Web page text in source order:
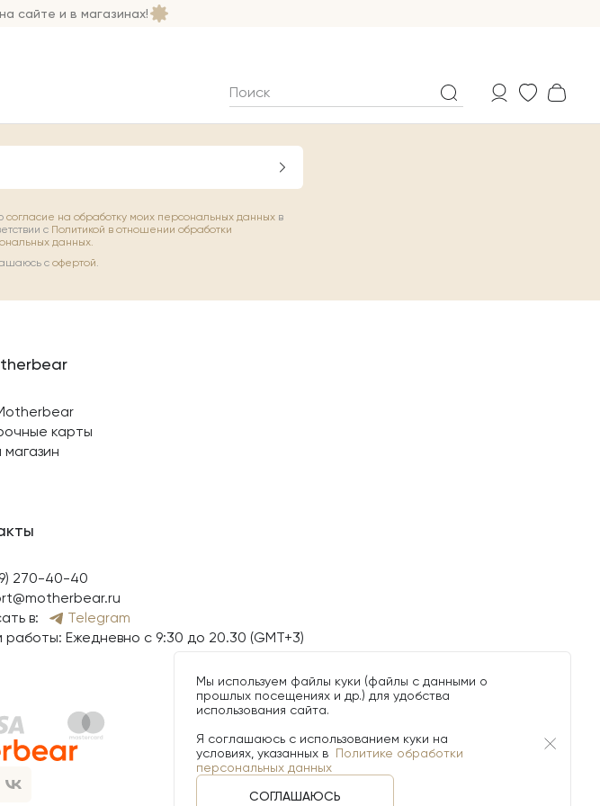
сайте и в магазинах!
согласие на обработку моих персональных данных в
с Политикой в отношении обработки
данных.
с офертой.
карты
270-40-40
в:
Telegram
работы: Ежедневно с 9:30 до 20.30 (GMT+3)
Мы используем файлы куки (файлы с данными о
прошлых посещениях и др.) для удобства
использования сайта.
Я соглашаюсь с использованием куки на
условиях, указанных в Политике обработки
персональных данных
СОГЛАШАЮСЬ